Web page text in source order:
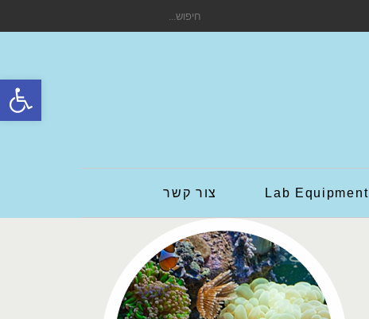
פתח
חיפוש
Lab Equipment צור קשר